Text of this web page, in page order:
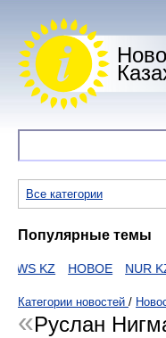
Все категории
Популярные темы
KZ НОВОЕ NUR KZ
Категории новостей /
Руслан